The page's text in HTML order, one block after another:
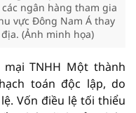
ngân hàng tham gia
vực Đông Nam Á thay
(Ảnh minh họa)
TNHH Một thành
toán độc lập, do
Vốn điều lệ tối thiểu